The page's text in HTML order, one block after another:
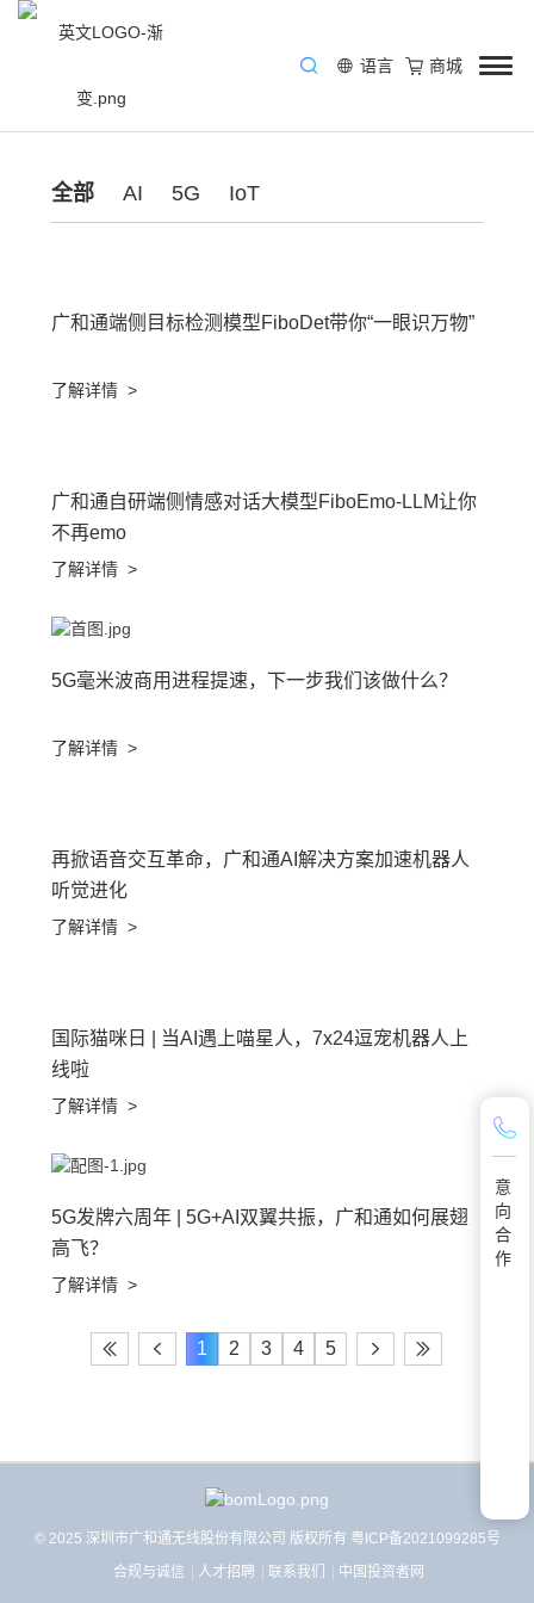
语言
商城
全部 AI 5G IoT
广和通端侧目标检测模型FiboDet带你“一眼识万物”
了解详情 >
广和通自研端侧情感对话大模型FiboEmo-LLM让你
不再emo
了解详情 >
5G毫米波商用进程提速，下一步我们该做什么？
了解详情 >
再掀语音交互革命，广和通AI解决方案加速机器人
听觉进化
了解详情 >
国际猫咪日 | 当AI遇上喵星人，7x24逗宠机器人上
线啦
了解详情 >
5G发牌六周年 | 5G+AI双翼共振，广和通如何展翅
高飞？
了解详情 >
1 2 3 4 5
© 2025 深圳市广和通无线股份有限公司 版权所有 粤ICP备2021099285号
合规与诚信 人才招聘 联系我们 中国投资者网
意
向
合
作